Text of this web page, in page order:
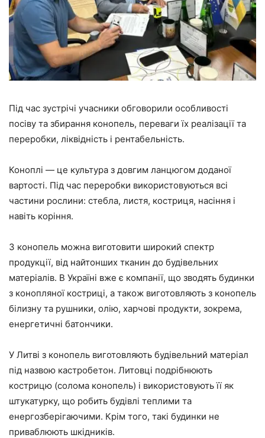
Під час зустрічі учасники обговорили особливості
посіву та збирання конопель, переваги їх реалізації та
переробки, ліквідність і рентабельність.
Коноплі — це культура з довгим ланцюгом доданої
вартості. Під час переробки використовуються всі
частини рослини: стебла, листя, костриця, насіння і
навіть коріння.
З конопель можна виготовити широкий спектр
продукції, від найтонших тканин до будівельних
матеріалів. В Україні вже є компанії, що зводять будинки
з конопляної костриці, а також виготовляють з конопель
білизну та рушники, олію, харчові продукти, зокрема,
енергетичні батончики.
У Литві з конопель виготовляють будівельний матеріал
під назвою кастробетон. Литовці подрібнюють
кострицю (солома конопель) і використовують її як
штукатурку, що робить будівлі теплими та
енергозберігаючими. Крім того, такі будинки не
приваблюють шкідників.